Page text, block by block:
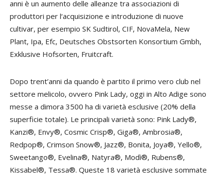
anni è un aumento delle alleanze tra associazioni di
produttori per l‘acquisizione e introduzione di nuove
cultivar, per esempio SK Sudtirol, CIF, NovaMela, New
Plant, Ipa, Efc, Deutsches Obstsorten Konsortium Gmbh,
Exklusive Hofsorten, Fruitcraft.
Dopo trent’anni da quando è partito il primo vero club nel
settore melicolo, ovvero Pink Lady, oggi in Alto Adige sono
messe a dimora 3500 ha di varietà esclusive (20% della
superficie totale). Le principali varietà sono: Pink Lady®,
Kanzi®, Envy®, Cosmic Crisp®, Giga®, Ambrosia®,
Redpop®, Crimson Snow®, Jazz®, Bonita, Joya®, Yello®,
Sweetango®, Evelina®, Natyra®, Modì®, Rubens®,
Kissabel®, Tessa®. Queste 18 varietà esclusive sommate